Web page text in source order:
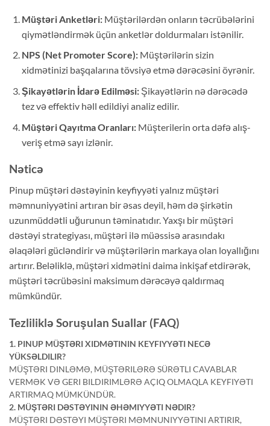
Müştəri Anketləri:Müştərilərdən onların təcrübələrini
qiymətləndirmək üçün anketlər doldurmaları istənilir.
NPS (Net Promoter Score):Müştərilərin sizin
xidmətinizi başqalarına tövsiyə etmə dərəcəsini öyrənir.
Şikayətlərin İdarə Edilməsi:Şikayətlərin nə dərəcədə
tez və effektiv həll edildiyi analiz edilir.
Müştəri Qayıtma Oranları:Müşterilerin orta dəfə alış-
veriş etmə sayı izlənir.
Nəticə
Pinup müştəri dəstəyinin keyfiyyəti yalnız müştəri
məmnuniyyətini artıran bir əsas deyil, həm də şirkətin
uzunmüddətli uğurunun təminatıdır. Yaxşı bir müştəri
dəstəyi strategiyası, müştəri ilə müəssisə arasındakı
əlaqələri gücləndirir və müştərilərin markaya olan loyallığını
artırır. Beləliklə, müştəri xidmətini daima inkişaf etdirərək,
müştəri təcrübəsini maksimum dərəcəyə qaldırmaq
mümkündür.
Tezliliklə Soruşulan Suallar (FAQ)
1. PINUP MÜŞTƏRI XIDMƏTININ KEYFIYYƏTI NECƏ
YÜKSƏLDILIR?
MÜŞTƏRI DINLƏMƏ, MÜŞTƏRILƏRƏ SÜRƏTLI CAVABLAR
VERMƏK VƏ GERI BILDIRIMLƏRƏ AÇIQ OLMAQLA KEYFIYƏTI
ARTIRMAQ MÜMKÜNDÜR.
2. MÜŞTƏRI DƏSTƏYININ ƏHƏMIYYƏTI NƏDIR?
MÜŞTƏRI DƏSTƏYI MÜŞTƏRI MƏMNUNIYYƏTINI ARTIRIR,